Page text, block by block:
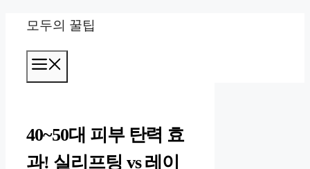
모두의 꿀팁
40~50대 피부 탄력 효
과! 실리프팅 vs 레이